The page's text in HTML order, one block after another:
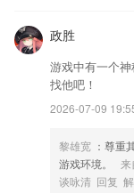
松筛选老师。多年经
艺术文化等领域的专
魂……在 italki 总能找
3.能够了解学校的位
4.便于用户可以更加
5.可以在其中巡山观
保护意识
政胜
游戏中有一个
找他吧！
2026-07-09
黎雄宽 ：尊重
游戏环境。
来
谈咏清 回复